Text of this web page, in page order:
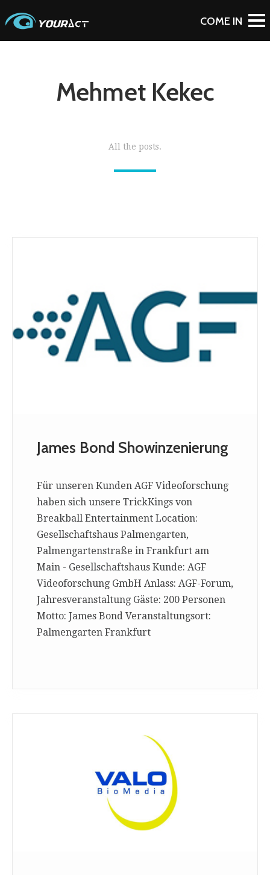
Mehmet Kekec
All the posts.
James Bond Showinzenierung
Für unseren Kunden AGF Videoforschung
haben sich unsere TrickKings von
Breakball Entertainment Location:
Gesellschaftshaus Palmengarten,
Palmengartenstraße in Frankfurt am
Main - Gesellschaftshaus Kunde: AGF
Videoforschung GmbH Anlass: AGF-Forum,
Jahresveranstaltung Gäste: 200 Personen
Motto: James Bond Veranstaltungsort:
Palmengarten Frankfurt